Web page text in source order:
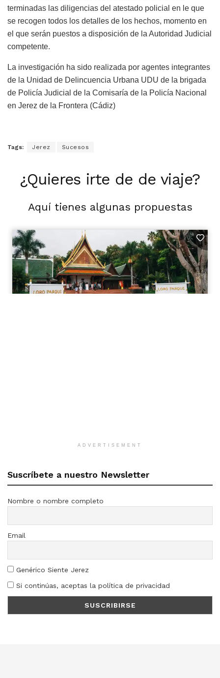
terminadas las diligencias del atestado policial en le que
se recogen todos los detalles de los hechos, momento en
el que serán puestos a disposición de la Autoridad Judicial
competente.
La investigación ha sido realizada por agentes integrantes
de la Unidad de Delincuencia Urbana UDU de la brigada
de Policía Judicial de la Comisaría de la Policía Nacional
en Jerez de la Frontera (Cádiz)
Tags: Jerez Sucesos
¿Quieres irte de de viaje?
Aquí tienes algunas propuestas
ADVERTISEMENT
Suscríbete a nuestro Newsletter
Nombre o nombre completo
Email
Genérico Siente Jerez
Si continúas, aceptas la política de privacidad